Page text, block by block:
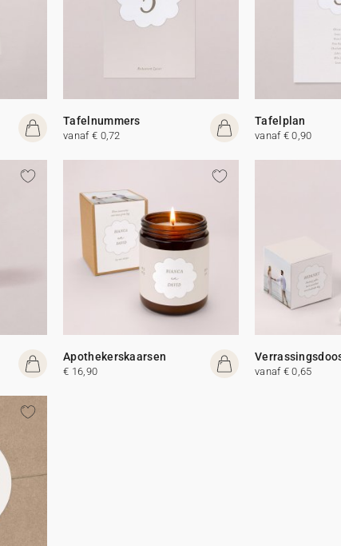
Tafelnummers
vanaf € 0,72
Tafelplan
vanaf € 0,90
Apothekerskaarsen
€ 16,90 vanaf € 0,65